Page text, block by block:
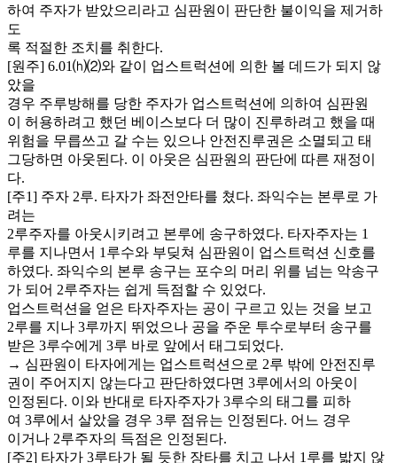
하여 주자가 받았으리라고 심판원이 판단한 불이익을 제거하
도
록 적절한 조치를 취한다.
[원주] 6.01⒣⑵와 같이 업스트럭션에 의한 볼 데드가 되지 않
았을
경우 주루방해를 당한 주자가 업스트럭션에 의하여 심판원
이 허용하려고 했던 베이스보다 더 많이 진루하려고 했을 때
위험을 무릅쓰고 갈 수는 있으나 안전진루권은 소멸되고 태
그당하면 아웃된다. 이 아웃은 심판원의 판단에 따른 재정이
다.
[주1] 주자 2루. 타자가 좌전안타를 쳤다. 좌익수는 본루로 가
려는
2루주자를 아웃시키려고 본루에 송구하였다. 타자주자는 1
루를 지나면서 1루수와 부딪쳐 심판원이 업스트럭션 신호를
하였다. 좌익수의 본루 송구는 포수의 머리 위를 넘는 악송구
가 되어 2루주자는 쉽게 득점할 수 있었다.
업스트럭션을 얻은 타자주자는 공이 구르고 있는 것을 보고
2루를 지나 3루까지 뛰었으나 공을 주운 투수로부터 송구를
받은 3루수에게 3루 바로 앞에서 태그되었다.
→ 심판원이 타자에게는 업스트럭션으로 2루 밖에 안전진루
권이 주어지지 않는다고 판단하였다면 3루에서의 아웃이
인정된다. 이와 반대로 타자주자가 3루수의 태그를 피하
여 3루에서 살았을 경우 3루 점유는 인정된다. 어느 경우
이거나 2루주자의 득점은 인정된다.
[주2] 타자가 3루타가 될 듯한 장타를 치고 나서 1루를 밟지 않